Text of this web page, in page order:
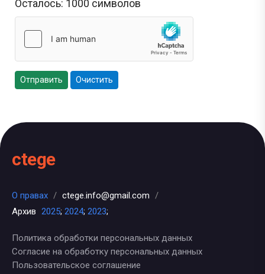
Осталось: 1000 символов
Отправить Очистить
ctege
О правах / ctege.info@gmail.com /
Архив 2025; 2024; 2023;
Политика обработки персональных данных
Согласие на обработку персональных данных
Пользовательское соглашение